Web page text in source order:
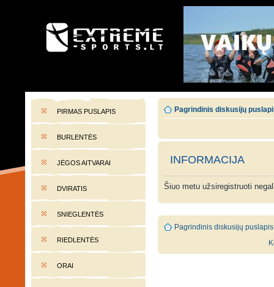
EXTREME-SPORTS.LT
PIRMAS PUSLAPIS
BURLENTĖS
JĖGOS AITVARAI
DVIRATIS
SNIEGLENTĖS
RIEDLENTĖS
ORAI
Pagrindinis diskusijų
INFORMACIJA
Šiuo metu užsiregistruoti
Pagrindinis diskusijų puslapis